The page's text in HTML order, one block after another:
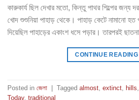
কারুকার্য ছিল দেখার মতো, কিন্তু পাথর শিল্পের জন্য
খোদ শুশুনিয়া পাহাড় থেকে। পাহাড় কেটে নামানো
দিয়েছিল পাহাড়ের একাংশ ধসে পড়ার। তারপরই
CONTINUE READING
Posted in জেলা Tagged almost extinct hills
Today, traditional